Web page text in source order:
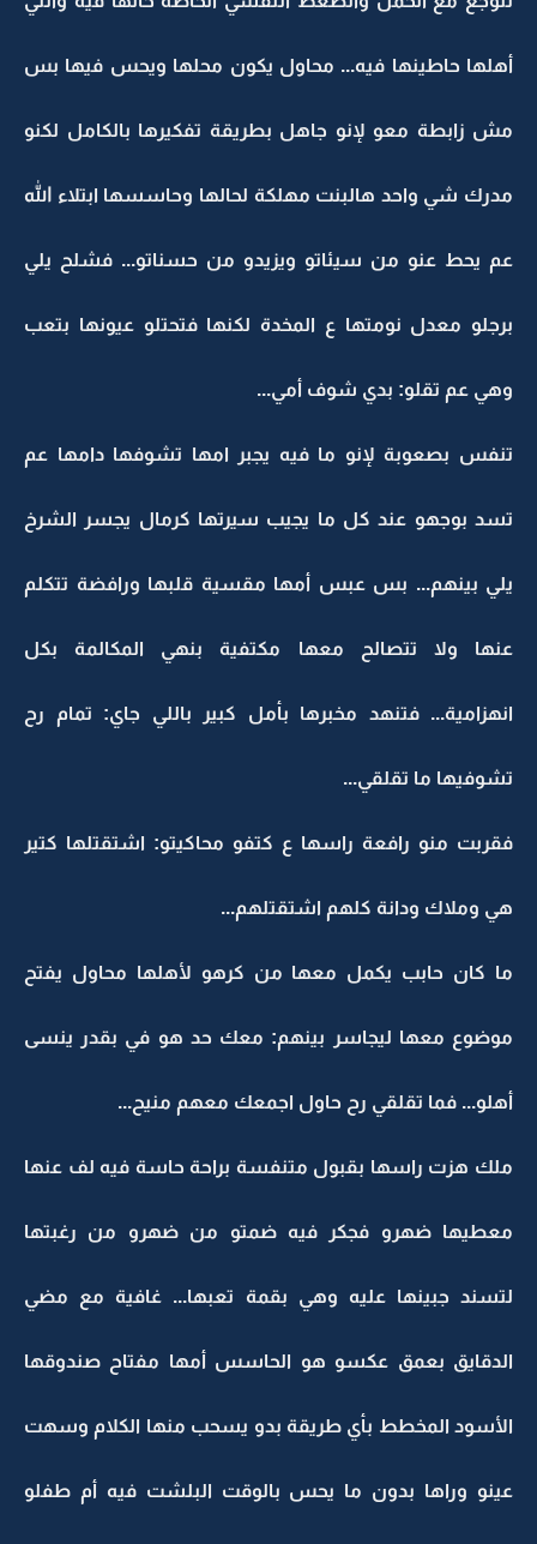
أهلها حاطينها فيه... محاول يكون محلها ويحس فيها بس
مش زابطة معو لإنو جاهل بطريقة تفكيرها بالكامل لكنو
مدرك شي واحد هالبنت مهلكة لحالها وحاسسها ابتلاء الله
عم يحط عنو من سيئاتو ويزيدو من حسناتو... فشلح يلي
برجلو معدل نومتها ع المخدة لكنها فتحتلو عيونها بتعب
وهي عم تقلو: بدي شوف أمي...
تنفس بصعوبة لإنو ما فيه يجبر امها تشوفها دامها عم
تسد بوجهو عند كل ما يجيب سيرتها كرمال يجسر الشرخ
يلي بينهم... بس عبس أمها مقسية قلبها ورافضة تتكلم
عنها ولا تتصالح معها مكتفية بنهي المكالمة بكل
انهزامية... فتنهد مخبرها بأمل كبير باللي جاي: تمام رح
تشوفيها ما تقلقي...
فقربت منو رافعة راسها ع كتفو محاكيتو: اشتقتلها كتير
هي وملاك ودانة كلهم اشتقتلهم...
ما كان حابب يكمل معها من كرهو لأهلها محاول يفتح
موضوع معها ليجاسر بينهم: معك حد هو في بقدر ينسى
أهلو... فما تقلقي رح حاول اجمعك معهم منيح...
ملك هزت راسها بقبول متنفسة براحة حاسة فيه لف عنها
معطيها ضهرو فجكر فيه ضمتو من ضهرو من رغبتها
لتسند جبينها عليه وهي بقمة تعبها... غافية مع مضي
الدقايق بعمق عكسو هو الحاسس أمها مفتاح صندوقها
الأسود المخطط بأي طريقة بدو يسحب منها الكلام وسهت
عينو وراها بدون ما يحس بالوقت البلشت فيه أم طفلو